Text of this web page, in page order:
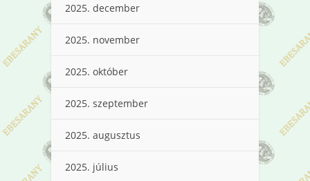
2025. december
2025. november
2025. október
2025. szeptember
2025. augusztus
2025. július